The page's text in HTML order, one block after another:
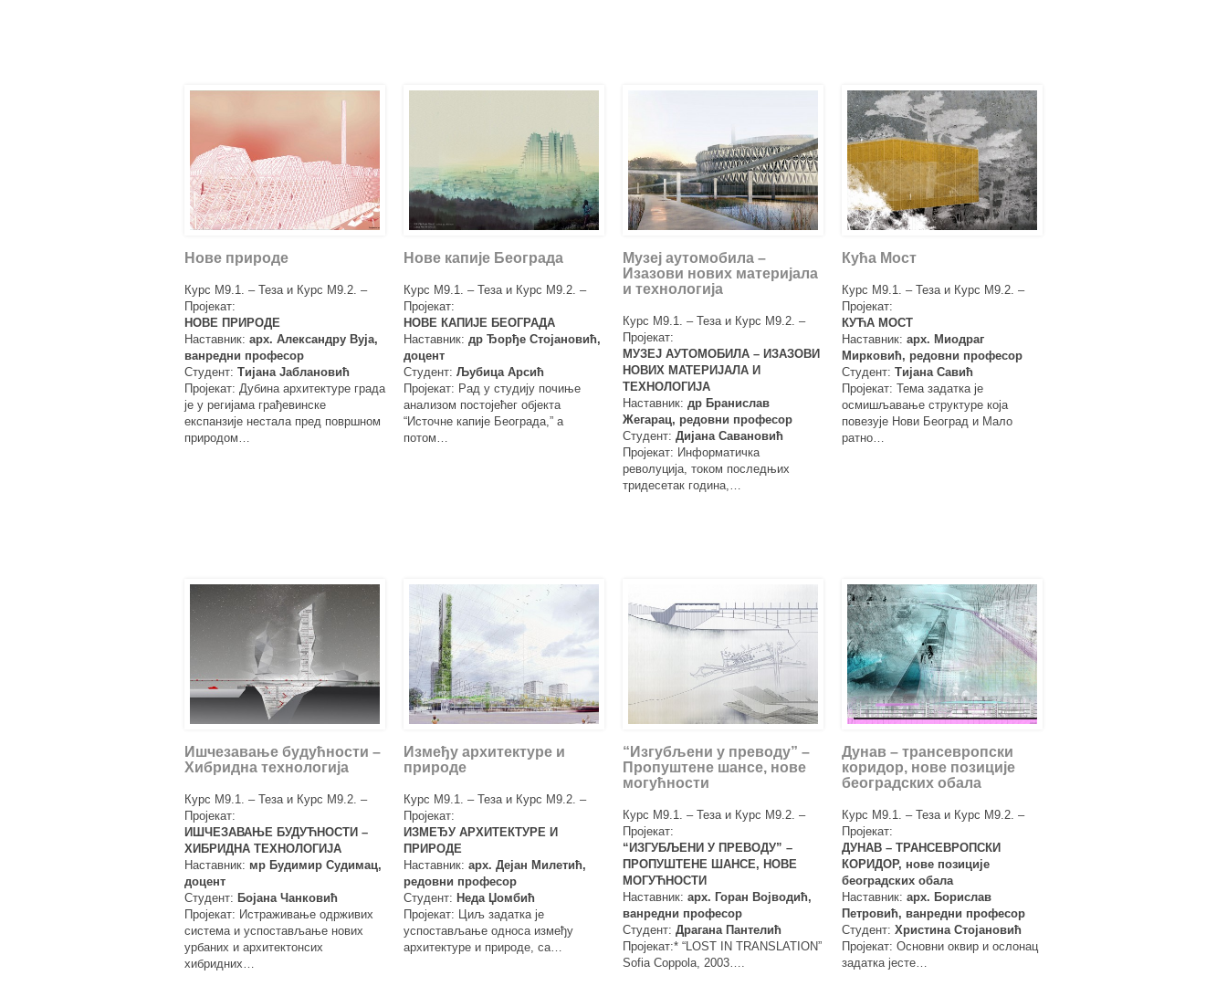
Нове природе
Курс М9.1. – Теза и Курс М9.2. –
Пројекат:
НОВЕ ПРИРОДЕ
Наставник: арх. Александру Вуја,
ванредни професор
Студент: Тијана Јаблановић
Пројекат: Дубина архитектуре града
је у регијама грађевинске
експанзије нестала пред површном
природом…
Нове капије Београда
Курс М9.1. – Теза и Курс М9.2. –
Пројекат:
НОВЕ КАПИЈЕ БЕОГРАДА
Наставник: др Ђорђе Стојановић,
доцент
Студент: Љубица Арсић
Пројекат: Рад у студију почиње
анализом постојећег објекта
“Источне капије Београда,” а
потом…
Музеј аутомобила –
Изазови нових материјала
и технологија
Курс М9.1. – Теза и Курс М9.2. –
Пројекат:
МУЗЕЈ АУТОМОБИЛА – ИЗАЗОВИ
НОВИХ МАТЕРИЈАЛА И
ТЕХНОЛОГИЈА
Наставник: др Бранислав
Жегарац, редовни професор
Студент: Дијана Савановић
Пројекат: Информатичка
револуција, током последњих
тридесетак година,…
Кућа Мост
Курс М9.1. – Теза и Курс М9.2. –
Пројекат:
КУЋА МОСТ
Наставник: арх. Миодраг
Мирковић, редовни професор
Студент: Тијана Савић
Пројекат: Тема задатка је
осмишљавање структуре која
повезује Нови Београд и Мало
ратно…
Ишчезавање будућности –
Хибридна технологија
Курс М9.1. – Теза и Курс М9.2. –
Пројекат:
ИШЧЕЗАВАЊЕ БУДУЋНОСТИ –
ХИБРИДНА ТЕХНОЛОГИЈА
Наставник: мр Будимир Судимац,
доцент
Студент: Бојана Чанковић
Пројекат: Истраживање одрживих
система и успостављање нових
урбаних и архитектонсих
хибридних…
Између архитектуре и
природе
Курс М9.1. – Теза и Курс М9.2. –
Пројекат:
ИЗМЕЂУ АРХИТЕКТУРЕ И
ПРИРОДЕ
Наставник: арх. Дејан Милетић,
редовни професор
Студент: Неда Џомбић
Пројекат: Циљ задатка је
успостављање односа између
архитектуре и природе, са…
“Изгубљени у преводу” –
Пропуштене шансе, нове
могућности
Курс М9.1. – Теза и Курс М9.2. –
Пројекат:
“ИЗГУБЉЕНИ У ПРЕВОДУ” –
ПРОПУШТЕНЕ ШАНСЕ, НОВЕ
МОГУЋНОСТИ
Наставник: арх. Горан Војводић,
ванредни професор
Студент: Драгана Пантелић
Пројекат:* “LOST IN TRANSLATION”
Sofia Coppola, 2003….
Дунав – трансевропски
коридор, нове позиције
београдских обала
Курс М9.1. – Теза и Курс М9.2. –
Пројекат:
ДУНАВ – ТРАНСЕВРОПСКИ
КОРИДОР, нове позиције
београдских обала
Наставник: арх. Борислав
Петровић, ванредни професор
Студент: Христина Стојановић
Пројекат: Основни оквир и ослонац
задатка јесте…